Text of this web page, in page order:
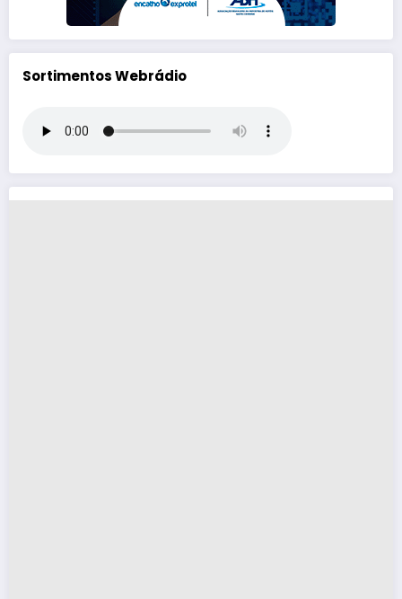
Sortimentos Webrádio